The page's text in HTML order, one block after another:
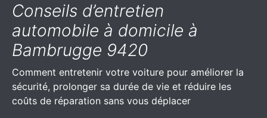
Conseils d’entretien
automobile à domicile à
Bambrugge 9420
Comment entretenir votre voiture pour améliorer la
sécurité, prolonger sa durée de vie et réduire les
coûts de réparation sans vous déplacer